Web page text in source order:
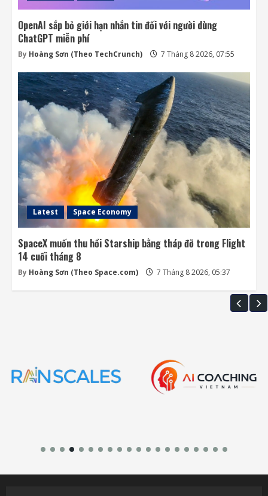
OpenAI sắp bỏ giới hạn nhắn tin đối với người dùng
ChatGPT miễn phí
By Hoàng Sơn (Theo TechCrunch) 7 Tháng 8 2026, 07:55
Latest Space Economy
SpaceX muốn thu hồi Starship bằng tháp đỡ trong Flight
14 cuối tháng 8
By Hoàng Sơn (Theo Space.com) 7 Tháng 8 2026, 05:37